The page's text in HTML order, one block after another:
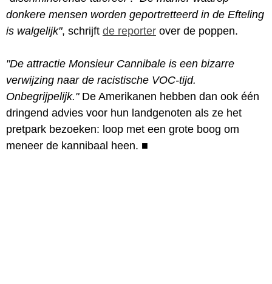
donkere mensen worden geportretteerd in de Efteling
is walgelijk", schrijft de reporter over de poppen.
"De attractie Monsieur Cannibale is een bizarre
verwijzing naar de racistische VOC-tijd.
Onbegrijpelijk."De Amerikanen hebben dan ook één
dringend advies voor hun landgenoten als ze het
pretpark bezoeken: loop met een grote boog om
meneer de kannibaal heen. ■